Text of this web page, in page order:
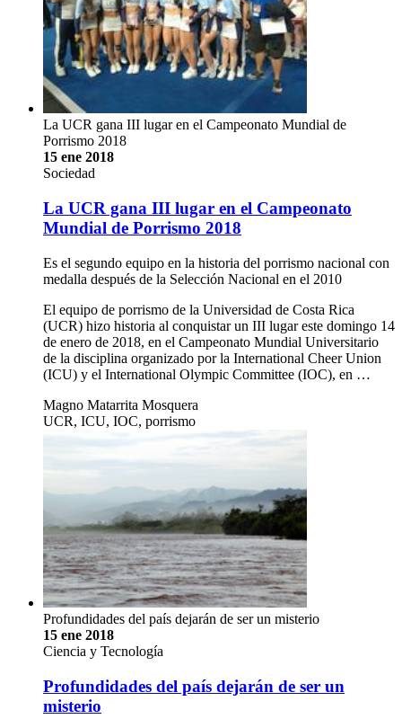
La UCR gana III lugar en el Campeonato Mundial de
Porrismo 2018
15 ene 2018
Sociedad
La UCR gana III lugar en el Campeonato
Mundial de Porrismo 2018
Es el segundo equipo en la historia del porrismo nacional con
medalla después de la Selección Nacional en el 2010
El equipo de porrismo de la Universidad de Costa Rica
(UCR) hizo historia al conquistar un III lugar este domingo 14
de enero de 2018, en el Campeonato Mundial Universitario
de la disciplina organizado por la International Cheer Union
(ICU) y el International Olympic Committee (IOC), en …
Magno Matarrita Mosquera
UCR, ICU, IOC, porrismo
Profundidades del país dejarán de ser un misterio
15 ene 2018
Ciencia y Tecnología
Profundidades del país dejarán de ser un
misterio